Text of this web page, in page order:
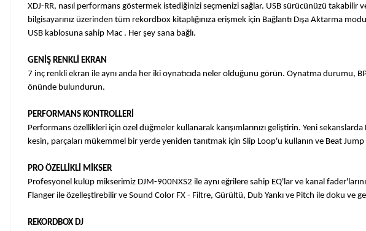
XDJ-RR, nasıl performans göstermek istediğinizi seçmenizi sağlar. USB sürücünüzü
bilgisayarınız üzerinden tüm rekordbox kitaplığınıza erişmek için Bağlantı Dışa Aktarma
USB kablosuna sahip Mac . Her şey sana bağlı.
GENİŞ RENKLİ EKRAN
7 inç renkli ekran ile aynı anda her iki oynatıcıda neler olduğunu görün. Oynatma durumu,
önünde bulundurun.
PERFORMANS KONTROLLERİ
Performans özellikleri için özel düğmeler kullanarak karışımlarınızı geliştirin. Yeni
kesin, parçaları mükemmel bir yerde yeniden tanıtmak için Slip Loop'u kullanın ve Beat Jump
PRO ÖZELLİKLİ MİKSER
Profesyonel kulüp mikserimiz DJM-900NXS2 ile aynı eğrilere sahip EQ'lar ve kanal
Flanger ile özelleştirebilir ve Sound Color FX - Filtre, Gürültü, Dub Yankı ve Pitch ile doku ve
REKORDBOX DJ